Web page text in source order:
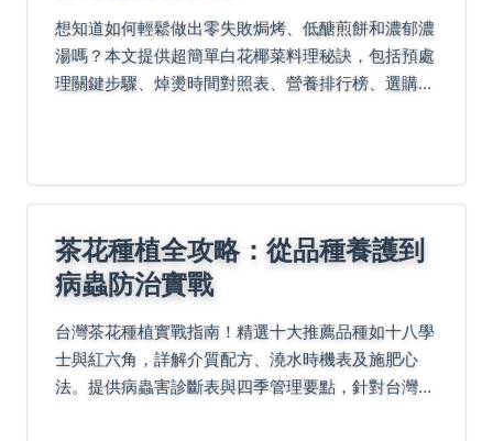
想知道如何輕鬆做出零失敗焗烤、低醣煎餅和濃郁濃
湯嗎？本文提供超簡單白花椰菜料理秘訣，包括預處
理關鍵步驟、焯燙時間對照表、營養排行榜、選購儲
茶花種植全攻略：從品種養護到
病蟲防治實戰
台灣茶花種植實戰指南！精選十大推薦品種如十八學
士與紅六角，詳解介質配方、澆水時機表及施肥心
法。提供病蟲害診斷表與四季管理要點，針對台灣北